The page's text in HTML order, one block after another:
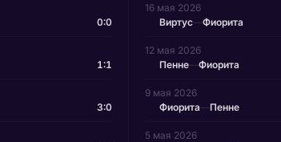
0:0
1:1
3:0
16 мая 2026
Виртус—Фиорита
12 мая 2026
Пенне—Фиорита
9 мая 2026
Фиорита—Пенне
5 мая 2026